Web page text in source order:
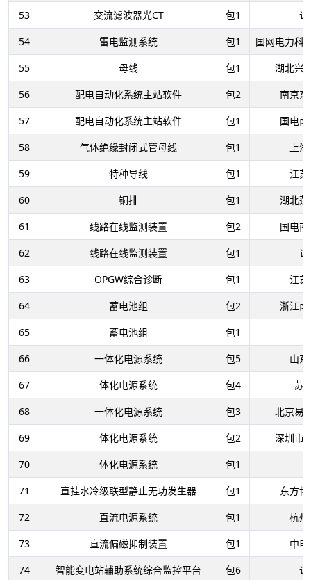
53 交流滤波器光CT 包1
54
雷电监测系统 包1
国网电力科
55
母线 包1
湖北兴
56
配电自动化系统主站软件 包2
南京
57
配电自动化系统主站软件 包1
国电
58
气体绝缘封闭式管母线 包1
上
59
特种导线 包1
江
60
铜排 包1
湖北
61
线路在线监测装置 包2
国电
62
线路在线监测装置 包1
63
OPGW综合诊断 包1
江
64
蓄电池组 包2
浙江
65
蓄电池组 包1
66
一体化电源系统 包5
山
67
体化电源系统 包4
苏
68
一体化电源系统 包3
北京易
69
体化电源系统 包2
深圳市
70
体化电源系统 包1
71
直挂水冷级联型静止无功发生器 包1
东方
72
直流电源系统 包1
杭
73
直流偏磁抑制装置 包1
中
74
智能变电站辅助系统综合监控平台 包6